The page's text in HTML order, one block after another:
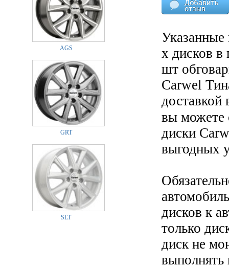
AGS
GRT
SLT
Указанные
х дисков в
шт
Carwel
доставкой
вы можете
диски
выгодных
дисков к
только
диск не
выполнять